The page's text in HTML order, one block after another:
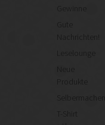
Gute
Nachrichten!
Leselounge
Neue
Produkte
Selbermachen
T-Shirt